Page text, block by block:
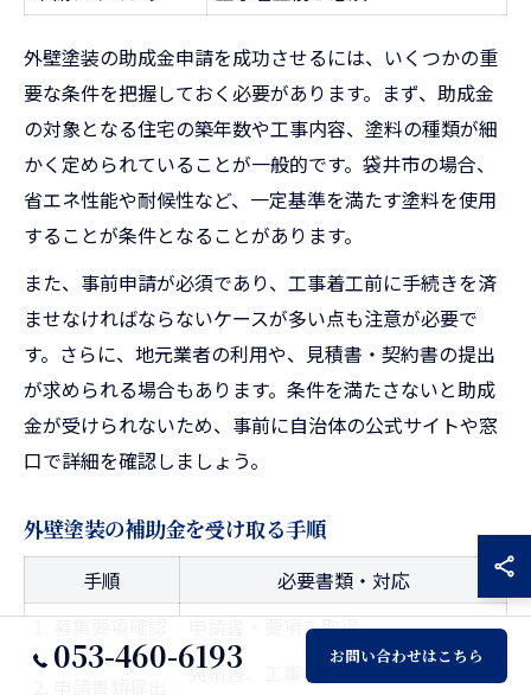
外壁塗装の助成金申請を成功させるには、いくつかの重
要な条件を把握しておく必要があります。まず、助成金
の対象となる住宅の築年数や工事内容、塗料の種類が細
かく定められていることが一般的です。袋井市の場合、
省エネ性能や耐候性など、一定基準を満たす塗料を使用
することが条件となることがあります。
また、事前申請が必須であり、工事着工前に手続きを済
ませなければならないケースが多い点も注意が必要で
す。さらに、地元業者の利用や、見積書・契約書の提出
が求められる場合もあります。条件を満たさないと助成
金が受けられないため、事前に自治体の公式サイトや窓
口で詳細を確認しましょう。
外壁塗装の補助金を受け取る手順
手順
必要書類・対応
1. 募集要項確認
申請書・要項を取得
見積書、工事内容明細、塗料証明書
053-460-6193 お問い合わせはこちら